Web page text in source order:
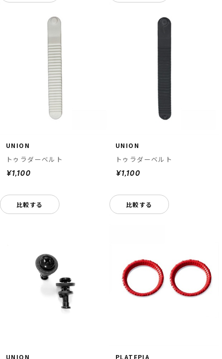
UNION
トゥラダーベルト
¥1,100
比較する
UNION
トゥラダーベルト
¥1,100
比較する
UNION PLATEPIA